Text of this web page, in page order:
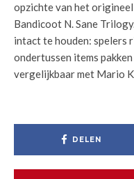
opzichte van het
Bandicoot N. Sane
intact te houden: spelers
ondertussen items
vergelijkbaar met Mario
DELEN